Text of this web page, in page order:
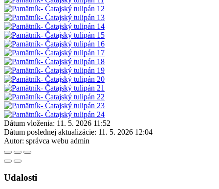
Dátum vloženia: 11. 5. 2026 11:52
Dátum poslednej aktualizácie: 11. 5. 2026 12:04
Autor: správca webu admin
Udalosti